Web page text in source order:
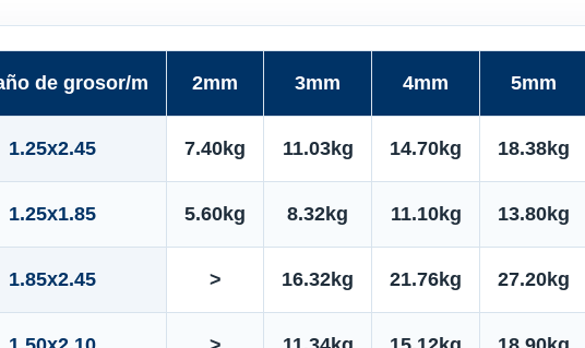
de grosor/m 2mm 3mm 4mm 5mm
1.25x2.45 7.40kg 11.03kg 14.70kg 18.38kg
1.25x1.85 5.60kg 8.32kg 11.10kg 13.80kg
1.85x2.45 > 16.32kg 21.76kg 27.20kg